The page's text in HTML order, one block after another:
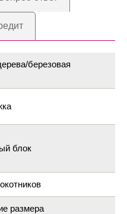
березовая
блок
размера